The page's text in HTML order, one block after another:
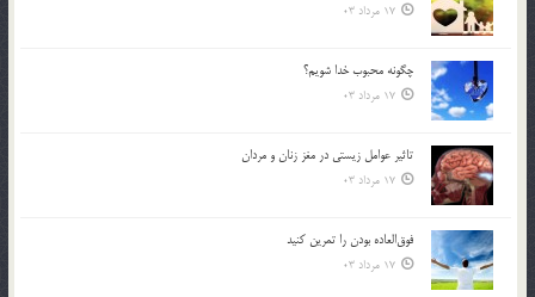
17 مرداد 03
چگونه محبوب خدا شويم؟
17 مرداد 03
تاثیر عوامل زيستي در مغز زنان و مردان
17 مرداد 03
فوق‌العاده بودن را تمرين كنيد
17 مرداد 03